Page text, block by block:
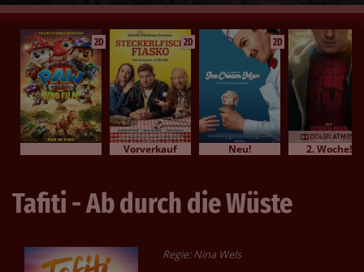
2D 2D
Vorverkauf
2D
Neu! 2. Woche!
Tafiti - Ab durch die Wüste
Regie: Nina Wels